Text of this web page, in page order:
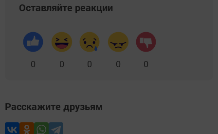
Оставляйте реакции
0 0 0 0 0
Расскажите друзьям